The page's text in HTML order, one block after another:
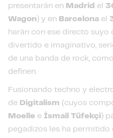
presentarán en Madrid el
Wagon) y en Barcelona el
harán con ese directo
divertido e imaginativo,
de una banda de rock,
definen.
Fusionando techno y
de Digitalism (cuyos
Moelle e İsmail Tüfekçi)
pegadizos les ha